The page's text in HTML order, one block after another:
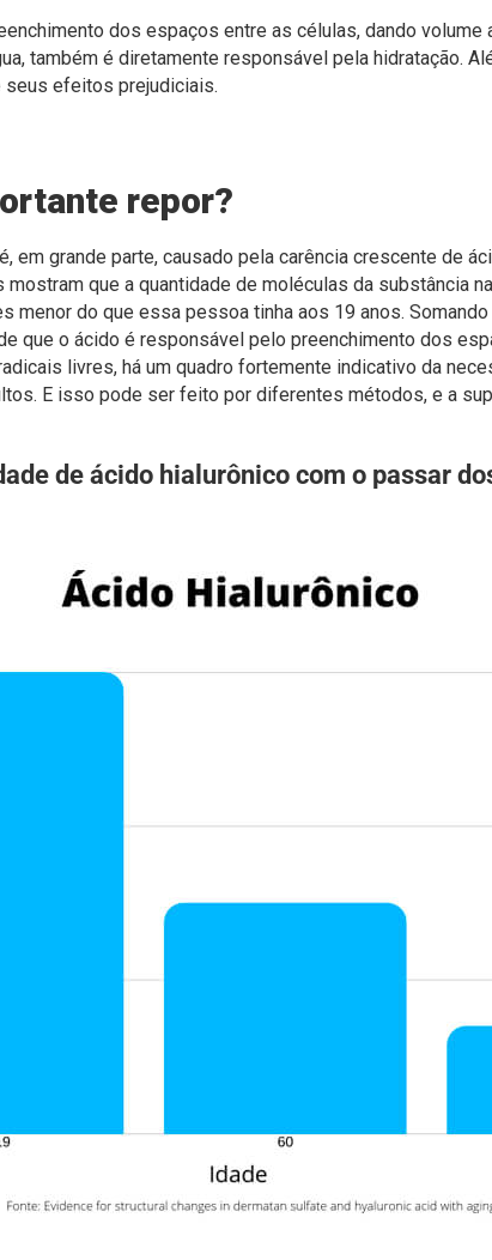
dos espaços entre as células, dando
também é diretamente responsável pela hidratação.
efeitos prejudiciais.
repor?
é, em grande parte, causado pela carência crescente de
que a quantidade de moléculas da substância
menor do que essa pessoa tinha aos 19 anos.
que o ácido é responsável pelo preenchimento dos
livres, há um quadro fortemente indicativo da
E isso pode ser feito por diferentes métodos, e a
de ácido hialurônico com o passar